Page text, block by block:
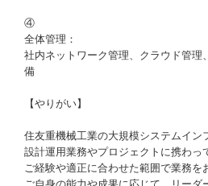
④
全体管理：
社内ネットワーク管理、クラウド管理
備
【やりがい】
住友重機械工業の大規模システムイン
設計運用業務やプロジェクトに携わっ
ご経験や適正に合わせた範囲で業務を